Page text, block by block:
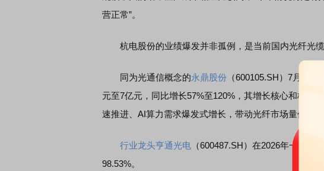
营正常”。
杭电股份的业绩爆发并非孤例，是当前国内光纤光缆
同为光通信概念的永鼎股份 （600105.SH）7月6日
元至7亿元，同比增长57%至120%，其增长核心和杭电
速推进、AI算力需求爆发式增长，带动光纤市场量价齐升”
行业龙头亨通光电 （600487.SH）在2026年一季度
98.53%。